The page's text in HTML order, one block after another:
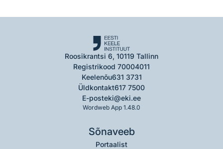
Roosikrantsi 6, 10119 Tallinn
Registrikood 70004011
Keelenõu631 3731
Üldkontakt617 7500
E-posteki@eki.ee
Wordweb App 1.48.0
Sõnaveeb
Portaalist